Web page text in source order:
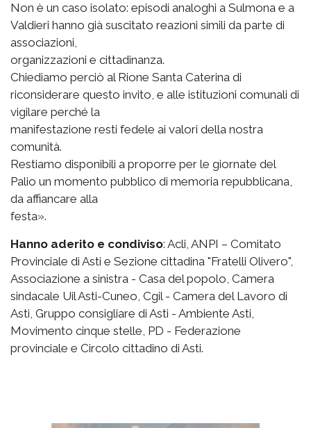
Non è un caso isolato: episodi analoghi a Sulmona e a
Valdieri hanno già suscitato reazioni simili da parte di
associazioni,
organizzazioni e cittadinanza.
Chiediamo perciò al Rione Santa Caterina di
riconsiderare questo invito, e alle istituzioni comunali di
vigilare perché la
manifestazione resti fedele ai valori della nostra
comunità.
Restiamo disponibili a proporre per le giornate del
Palio un momento pubblico di memoria repubblicana,
da affiancare alla
festa».
Hanno aderito e condiviso: Acli, ANPI – Comitato
Provinciale di Asti e Sezione cittadina "Fratelli Olivero",
Associazione a sinistra - Casa del popolo, Camera
sindacale Uil Asti-Cuneo, Cgil - Camera del Lavoro di
Asti, Gruppo consigliare di Asti - Ambiente Asti,
Movimento cinque stelle, PD - Federazione
provinciale e Circolo cittadino di Asti.